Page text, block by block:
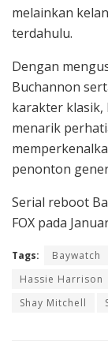
melainkan
terdahulu.
Dengan
Buchannon
karakter klasik,
menarik
penonton
Serial reboot
FOX pada
Tags: Baywatch
Hassie Harrison
Shay Mitchell